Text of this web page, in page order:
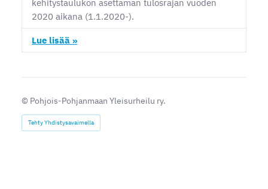
kehitystaulukon asettaman tulosrajan vuoden
2020 aikana (1.1.2020-).
Lue lisää »
© Pohjois-Pohjanmaan Yleisurheilu ry.
Tehty Yhdistysavaimella